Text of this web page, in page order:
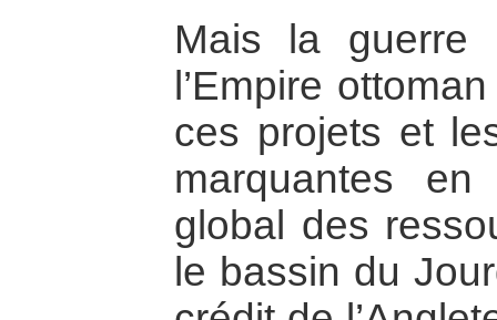
Mais la guerre
l’Empire
ces projets et
marquantes
global des
le bassin du